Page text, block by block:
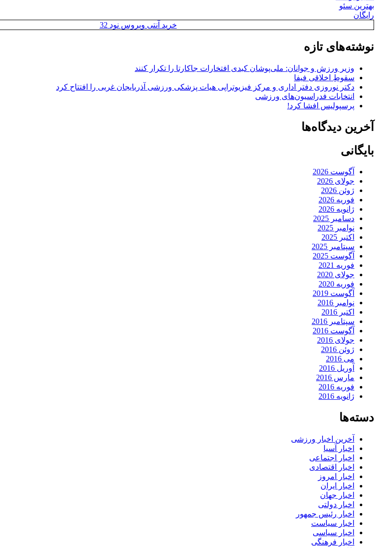
بهترین سئو
رایگان
خرید آنتی ویروس نود 32
نوشته‌های تازه
وزیر ورزش و جوانان: ملی‌پوشان کبدی افتخارات جاکارتا را تکرار کنند
سقوطِ اخلاقی فیفا
دکتر نوروزی دفتر اداری و مرکز فیزیوتراپی هیات پزشکی ورزشی آذربایجان غربی را افتتاح کرد
انتخابات فدراسیون‌های ورزشی
پرسپولیس افشا کرد!
آخرین دیدگاه‌ها
بایگانی
آگوست 2026
جولای 2026
ژوئن 2026
فوریه 2026
ژانویه 2026
دسامبر 2025
نوامبر 2025
اکتبر 2025
سپتامبر 2025
آگوست 2025
فوریه 2021
جولای 2020
فوریه 2020
آگوست 2019
نوامبر 2016
اکتبر 2016
سپتامبر 2016
آگوست 2016
جولای 2016
ژوئن 2016
می 2016
آوریل 2016
مارس 2016
فوریه 2016
ژانویه 2016
دسته‌ها
آخرین اخبار ورزشی
اخبار آسیا
اخبار اجتماعی
اخبار اقتصادی
اخبار امروز
اخبار ایران
اخبار جهان
اخبار دولتی
اخبار رئیس جمهور
اخبار سیاست
اخبار سیاسی
اخبار فرهنگی